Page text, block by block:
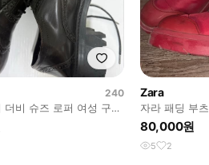
240
더비 슈즈 로퍼 여성 구두
Zara
자라 패딩 부츠
80,000원
5 2